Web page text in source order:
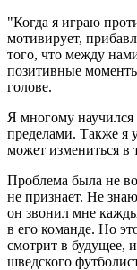
"Когда я играю
мотивирует,
того, что между
позитивные
голове.
Я многому научился
пределами. Также я
может измениться в
Проблема была не
не признает. Не
он звонил мне
в его команде. Но
смотрит в будущее,
шведского